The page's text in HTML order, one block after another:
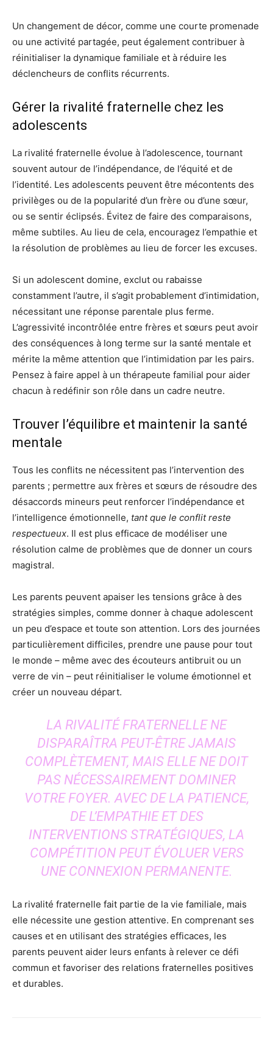
Un changement de décor, comme une courte promenade
ou une activité partagée, peut également contribuer à
réinitialiser la dynamique familiale et à réduire les
déclencheurs de conflits récurrents.
Gérer la rivalité fraternelle chez les
adolescents
La rivalité fraternelle évolue à l’adolescence, tournant
souvent autour de l’indépendance, de l’équité et de
l’identité. Les adolescents peuvent être mécontents des
privilèges ou de la popularité d’un frère ou d’une sœur,
ou se sentir éclipsés. Évitez de faire des comparaisons,
même subtiles. Au lieu de cela, encouragez l’empathie et
la résolution de problèmes au lieu de forcer les excuses.
Si un adolescent domine, exclut ou rabaisse
constamment l’autre, il s’agit probablement d’intimidation,
nécessitant une réponse parentale plus ferme.
L’agressivité incontrôlée entre frères et sœurs peut avoir
des conséquences à long terme sur la santé mentale et
mérite la même attention que l’intimidation par les pairs.
Pensez à faire appel à un thérapeute familial pour aider
chacun à redéfinir son rôle dans un cadre neutre.
Trouver l’équilibre et maintenir la santé
mentale
Tous les conflits ne nécessitent pas l’intervention des
parents ; permettre aux frères et sœurs de résoudre des
désaccords mineurs peut renforcer l’indépendance et
l’intelligence émotionnelle, tant que le conflit reste
respectueux. Il est plus efficace de modéliser une
résolution calme de problèmes que de donner un cours
magistral.
Les parents peuvent apaiser les tensions grâce à des
stratégies simples, comme donner à chaque adolescent
un peu d’espace et toute son attention. Lors des journées
particulièrement difficiles, prendre une pause pour tout
le monde – même avec des écouteurs antibruit ou un
verre de vin – peut réinitialiser le volume émotionnel et
créer un nouveau départ.
LA RIVALITÉ FRATERNELLE NE
DISPARAÎTRA PEUT-ÊTRE JAMAIS
COMPLÈTEMENT, MAIS ELLE NE DOIT
PAS NÉCESSAIREMENT DOMINER
VOTRE FOYER. AVEC DE LA PATIENCE,
DE L’EMPATHIE ET DES
INTERVENTIONS STRATÉGIQUES, LA
COMPÉTITION PEUT ÉVOLUER VERS
UNE CONNEXION PERMANENTE.
La rivalité fraternelle fait partie de la vie familiale, mais
elle nécessite une gestion attentive. En comprenant ses
causes et en utilisant des stratégies efficaces, les
parents peuvent aider leurs enfants à relever ce défi
commun et favoriser des relations fraternelles positives
et durables.